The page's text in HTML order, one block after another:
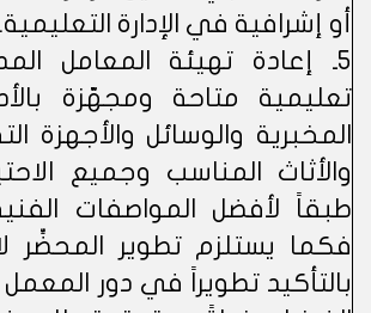
أو إشرافية في الإدارة التعليمية.
5ـ إعادة تهيئة المعامل
تعليمية متاحة ومجهّزة
المخبرية والوسائل والأجهزة
والأثاث المناسب وجميع
طبقاً لأفضل المواصفات
فكما يستلزم تطوير المحضِّر
بالتأكيد تطويراً في دور